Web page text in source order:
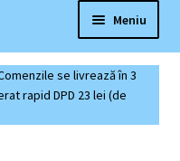
Meniu
se livrează în 3
rapid DPD 23 lei (de